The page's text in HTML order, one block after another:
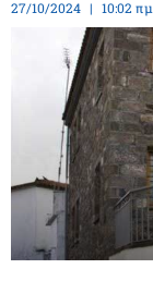
27/10/2024 10:02 πμ